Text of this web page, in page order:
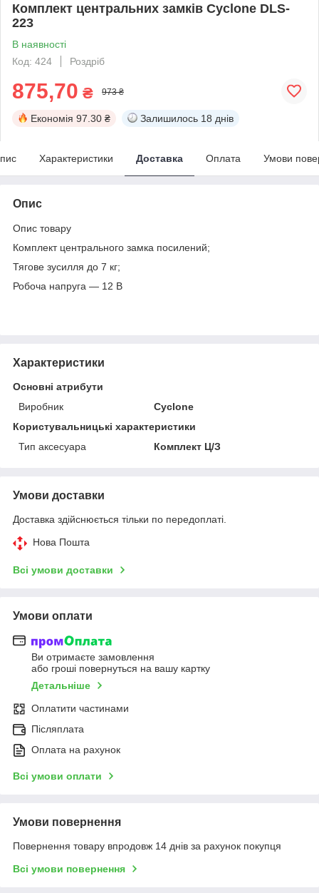
Комплект центральних замків Cyclone DLS-
223
В наявності
Код: 424
Роздріб
875,70 ₴ 973 ₴
Економія 97.30 ₴ Залишилось 18 днів
Характеристики Доставка Оплата Умови
Опис
Опис товару
Комплект центрального замка посилений;
Тягове зусилля до 7 кг;
Робоча напруга — 12 В
Характеристики
Основні атрибути
Виробник
Cyclone
Користувальницькі характеристики
Тип аксесуара
Комплект Ц/З
Умови доставки
Доставка здійснюється тільки по передоплаті.
Нова Пошта
Всі умови доставки
Умови оплати
Ви отримаєте замовлення
або гроші повернуться на вашу картку
Детальніше
Оплатити частинами
Післяплата
Оплата на рахунок
Всі умови оплати
Умови повернення
Повернення товару впродовж 14 днів за рахунок покупця
Всі умови повернення